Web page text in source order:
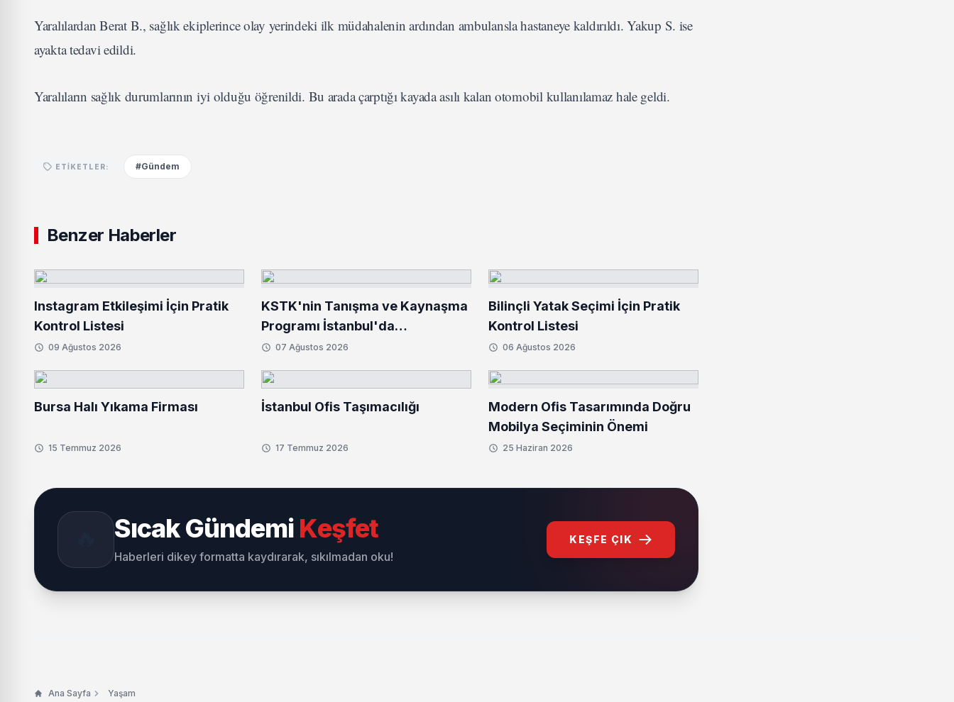
Yaralılardan Berat B., sağlık ekiplerince olay yerindeki ilk müdahalenin ardından ambulansla hastaneye kaldırıldı. Yakup S. ise
ayakta tedavi edildi.
Yaralıların sağlık durumlarının iyi olduğu öğrenildi. Bu arada çarptığı kayada asılı kalan otomobil kullanılamaz hale geldi.
ETIKETLER: #Gündem
Benzer Haberler
Instagram Etkileşimi İçin Pratik
Kontrol Listesi
09 Ağustos 2026
KSTK'nin Tanışma ve Kaynaşma
Programı İstanbul'da
Gerçekleştirildi
07 Ağustos 2026
Bilinçli Yatak Seçimi İçin Pratik
Kontrol Listesi
06 Ağustos 2026
Bursa Halı Yıkama Firması
15 Temmuz 2026
İstanbul Ofis Taşımacılığı
17 Temmuz 2026
Modern Ofis Tasarımında Doğru
Mobilya Seçiminin Önemi
25 Haziran 2026
Sıcak Gündemi Keşfet
Haberleri dikey formatta kaydırarak, sıkılmadan oku!
KEŞFE ÇIK
Ana Sayfa Yaşam